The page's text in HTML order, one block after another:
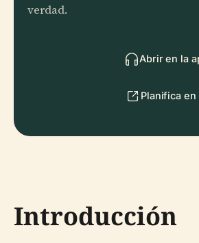
verdad.
Abrir en la
Planifica
Introducción